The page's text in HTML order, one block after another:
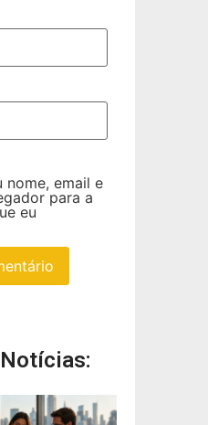
nome, email e
para a
eu